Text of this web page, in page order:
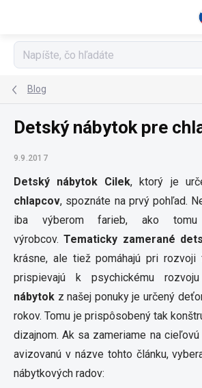
Blog
Detský nábytok pre
9.9.2017
Detský nábytok Cilek, ktorý je
chlapcov, spoznáte na prvý pohľad.
iba výberom farieb, ako
výrobcov.Tematicky zamerané
krásne, ale tiež pomáhajú pri
prispievajú k psychickému
nábytok z našej ponuky je určený
rokov. Tomu je prispôsobený tak
dizajnom. Ak sa zameriame na
avizovanú v názve tohto článku,
nábytkových radov: